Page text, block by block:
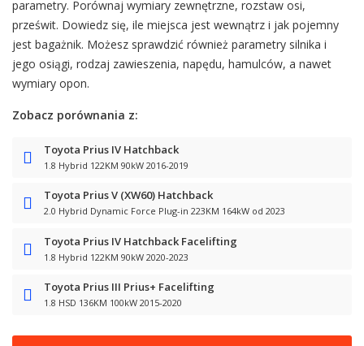
parametry. Porównaj wymiary zewnętrzne, rozstaw osi,
prześwit. Dowiedz się, ile miejsca jest wewnątrz i jak pojemny
jest bagażnik. Możesz sprawdzić również parametry silnika i
jego osiągi, rodzaj zawieszenia, napędu, hamulców, a nawet
wymiary opon.
Zobacz porównania z:
Toyota Prius IV Hatchback
1.8 Hybrid 122KM 90kW 2016-2019
Toyota Prius V (XW60) Hatchback
2.0 Hybrid Dynamic Force Plug-in 223KM 164kW od 2023
Toyota Prius IV Hatchback Facelifting
1.8 Hybrid 122KM 90kW 2020-2023
Toyota Prius III Prius+ Facelifting
1.8 HSD 136KM 100kW 2015-2020